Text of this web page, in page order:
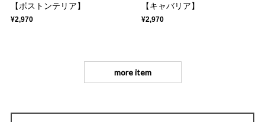
【ボストンテリア】
¥2,970
【キャバリア】
¥2,970
more item